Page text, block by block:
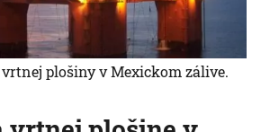
plošiny v Mexickom zálive.